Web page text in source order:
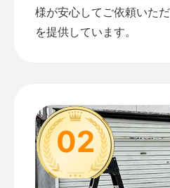
様が安心してご依頼いた
を提供しています。
02